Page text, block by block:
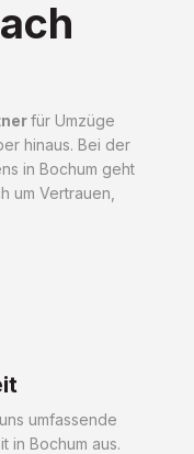
für Umzüge
hinaus. Bei der
in Bochum geht
um Vertrauen,
umfassende
in Bochum aus.